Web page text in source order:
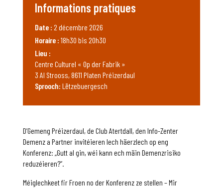
D’Gemeng Préizerdaul, de Club Atertdall, den Info-Zenter
Demenz a Partner invitéieren Iech häerzlech op eng
Konferenz: „Gutt al gin, wéi kann ech mäin Demenzrisiko
reduzéieren?“.
Méiglechkeet fir Froen no der Konferenz ze stellen – Mir
Informations pratiques
Date : 2 décembre 2026
Horaire : 18h30 bis 20h30
Lieu :
Centre Culturel « Op der Fabrik »
3 Al Strooss, 8611 Platen Préizerdaul
Sprooch: Lëtzebuergesch